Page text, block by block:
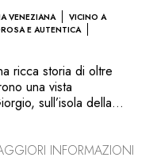
VENEZIANA
VICINO A
E AUTENTICA
ricca storia di oltre
una vista
sull’isola della
Circondato da musei,
INFORMAZIONI